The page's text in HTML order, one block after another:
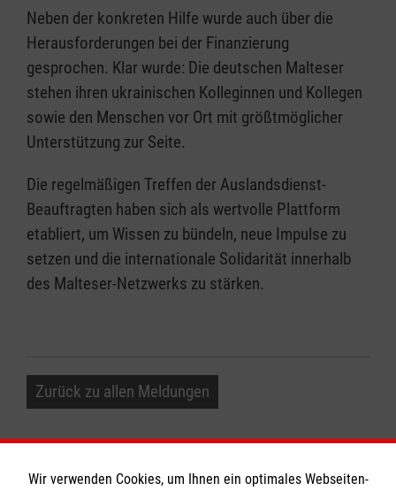
Neben der konkreten Hilfe wurde auch über die
Herausforderungen bei der Finanzierung
gesprochen. Klar wurde: Die deutschen Malteser
stehen ihren ukrainischen Kolleginnen und Kollegen
sowie den Menschen vor Ort mit größtmöglicher
Unterstützung zur Seite.
Die regelmäßigen Treffen der Auslandsdienst-
Beauftragten haben sich als wertvolle Plattform
etabliert, um Wissen zu bündeln, neue Impulse zu
setzen und die internationale Solidarität innerhalb
des Malteser-Netzwerks zu stärken.
Zurück zu allen Meldungen
Wir verwenden Cookies, um Ihnen ein optimales Webseiten-